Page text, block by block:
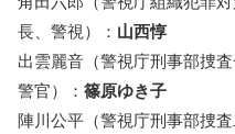
長、警視）： 山西惇
出雲麗音（警視庁刑事部捜
警官）： 篠原ゆき子
陣川公平（警視庁刑事部捜